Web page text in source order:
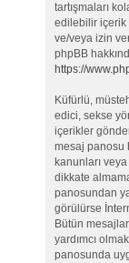
tartışmaları
edilebilir içerik
ve/veya izin
phpBB
https://
Küfürlü,
edici, sekse
içerikler
mesaj panosu
kanunları
dikkate
panosundan
görülürse
Bütün
yardımcı
panosunda